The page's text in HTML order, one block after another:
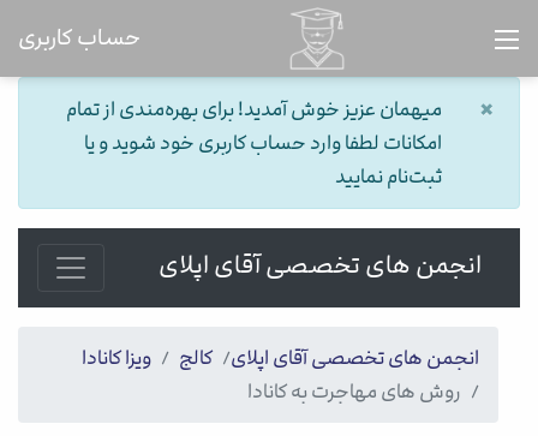
حساب کاربری
میهمان عزیز خوش آمدید! برای بهره‌مندی از تمام
امکانات لطفا وارد حساب کاربری خود شوید و یا
ثبت‌نام نمایید
×
انجمن های تخصصی آقای اپلای
انجمن های تخصصی آقای اپلای کالج
ویزا کانادا
روش های مهاجرت به کانادا